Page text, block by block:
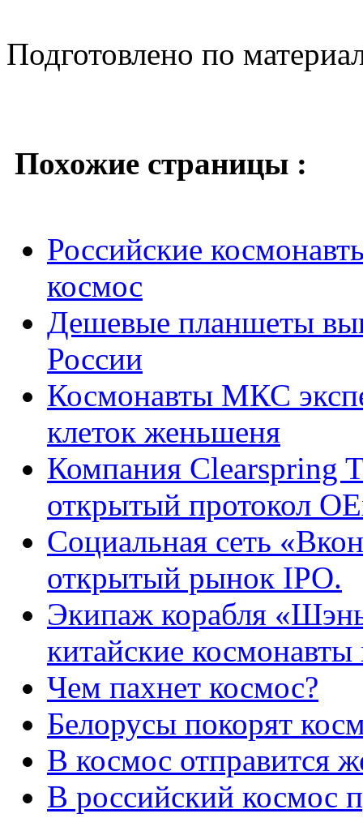
Подготовлено по
Похожие страницы :
Российские
космос
Дешевые планшеты
России
Космонавты МКС
клеток женьшеня
Компания Clearspring
открытый протокол
Социальная сеть
открытый рынок IPO.
Экипаж корабля
китайские
Чем пахнет космос?
Белорусы покорят
В космос отправится
В российский космос